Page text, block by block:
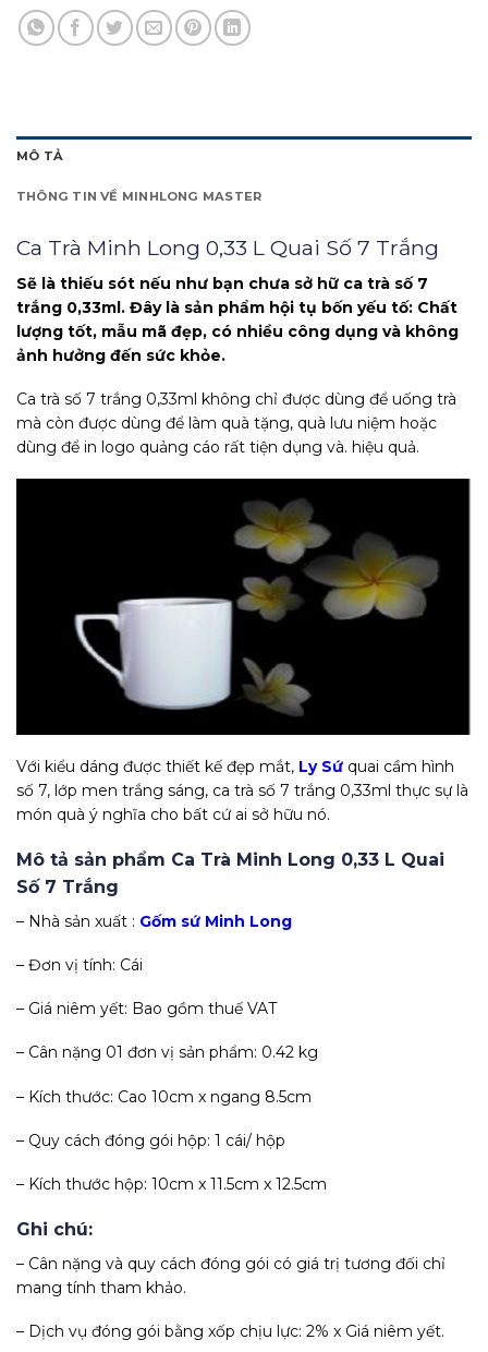
MÔ TẢ
THÔNG TIN VỀ MINHLONG MASTER
Ca Trà Minh Long 0,33 L Quai Số 7 Trắng
Sẽ là thiếu sót nếu như bạn chưa sở hữ ca trà số 7
trắng 0,33ml. Đây là sản phẩm hội tụ bốn yếu tố: Chất
lượng tốt, mẫu mã đẹp, có nhiều công dụng và không
ảnh hưởng đến sức khỏe.
Ca trà số 7 trắng 0,33ml không chỉ được dùng để uống trà
mà còn được dùng để làm quà tặng, quà lưu niệm hoặc
dùng để in logo quảng cáo rất tiện dụng và. hiệu quả.
Với kiểu dáng được thiết kế đẹp mắt, Ly Sứ quai cầm hình
số 7, lớp men trắng sáng, ca trà số 7 trắng 0,33ml thực sự là
món quà ý nghĩa cho bất cứ ai sở hữu nó.
Mô tả sản phẩm Ca Trà Minh Long 0,33 L Quai
Số 7 Trắng
– Nhà sản xuất : Gốm sứ Minh Long
– Đơn vị tính: Cái
– Giá niêm yết: Bao gồm thuế VAT
– Cân nặng 01 đơn vị sản phẩm: 0.42 kg
– Kích thước: Cao 10cm x ngang 8.5cm
– Quy cách đóng gói hộp: 1 cái/ hộp
– Kích thước hộp: 10cm x 11.5cm x 12.5cm
Ghi chú:
– Cân nặng và quy cách đóng gói có giá trị tương đối chỉ
mang tính tham khảo.
– Dịch vụ đóng gói bằng xốp chịu lực: 2% x Giá niêm yết.